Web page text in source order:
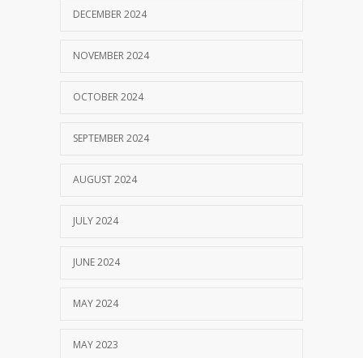
DECEMBER 2024
NOVEMBER 2024
OCTOBER 2024
SEPTEMBER 2024
AUGUST 2024
JULY 2024
JUNE 2024
MAY 2024
MAY 2023